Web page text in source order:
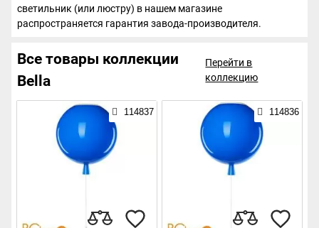
светильник (или люстру) в нашем магазине
распространяется гарантия завода-производителя.
Все товары коллекции
Bella
Перейти в
коллекцию
114837 114836